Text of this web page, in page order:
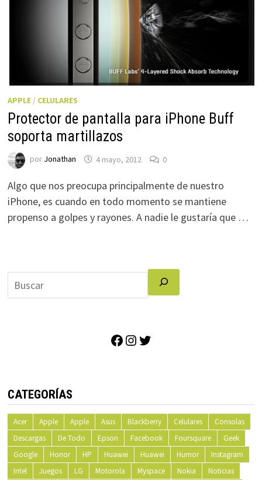
APPLE/ CELULARES
Protector de pantalla para iPhone Buff
soporta martillazos
por Jonathan 4 mayo, 2012 0
Algo que nos preocupa principalmente de nuestro
iPhone, es cuando en todo momento se mantiene
propenso a golpes y rayones. A nadie le gustaría que …
Facebook
Instagram
CATEGORÍAS
Acer Apple Apple Asus Blackberry Celulares
Consolas
Descargas
De Todo Epson Facebook Foursquare
Geek
Google
Honor HP Huawei Huawei Humor
Instagram
Intel
Juegos LG Motorola Myspace Nokia
Noticias